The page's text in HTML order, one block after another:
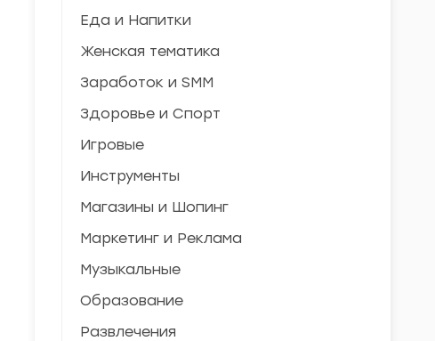
Еда и Напитки
Женская тематика
Заработок и SMM
Здоровье и Спорт
Игровые
Инструменты
Магазины и Шопинг
Маркетинг и Реклама
Музыкальные
Образование
Развлечения